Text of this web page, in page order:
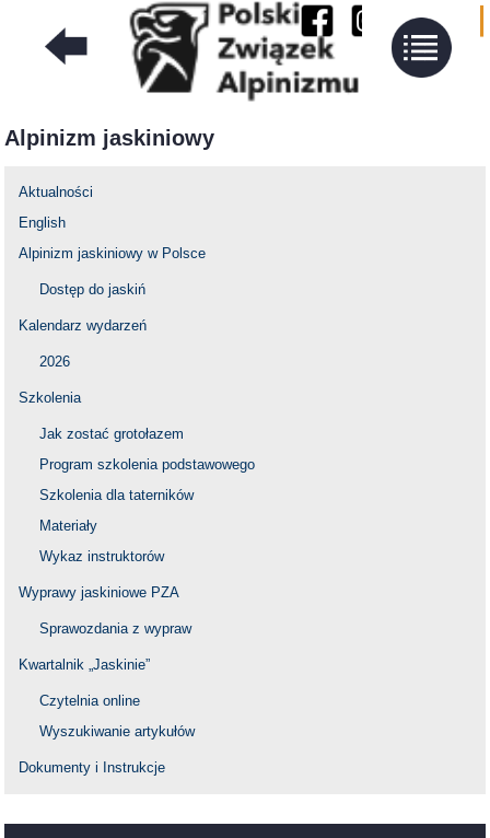
Alpinizm jaskiniowy
Aktualności
English
Alpinizm jaskiniowy w Polsce
Dostęp do jaskiń
Kalendarz wydarzeń
2026
Szkolenia
Jak zostać grotołazem
Program szkolenia podstawowego
Szkolenia dla taterników
Materiały
Wykaz instruktorów
Wyprawy jaskiniowe PZA
Sprawozdania z wypraw
Kwartalnik „Jaskinie”
Czytelnia online
Wyszukiwanie artykułów
Dokumenty i Instrukcje